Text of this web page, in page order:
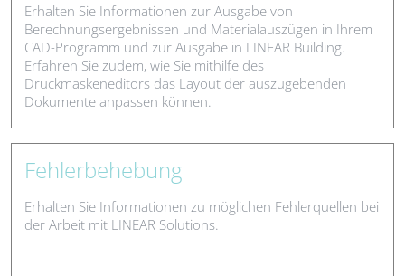
Erhalten Sie Informationen zur Ausgabe von
Berechnungsergebnissen und Materialauszügen in Ihrem
CAD-Programm und zur Ausgabe in LINEAR Building.
Erfahren Sie zudem, wie Sie mithilfe des
Druckmaskeneditors das Layout der auszugebenden
Dokumente anpassen können.
Fehlerbehebung
Erhalten Sie Informationen zu möglichen Fehlerquellen bei
der Arbeit mit LINEAR Solutions.